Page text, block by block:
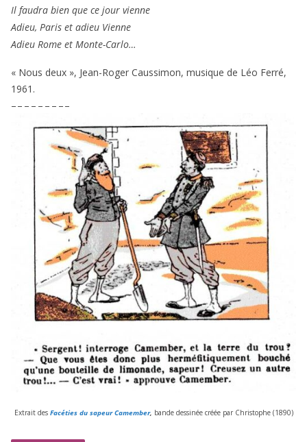
Il fau­dra bien que ce jour vienne
Adieu, Paris et adieu Vienne
Adieu Rome et Monte-Carlo…
« Nous deux », Jean-Roger Caussimon, musique de Léo Ferré,
1961 .
– – – – – – – – –
Extrait desFacéties du sapeur Camember, bande des­si­née créée par Christophe (1890)